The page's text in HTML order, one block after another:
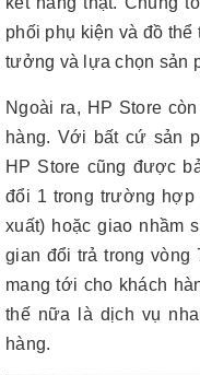
phối phụ kiện và đồ thể
tưởng và lựa chọn sản
Ngoài ra, HP Store
hàng. Với bất cứ sản
HP Store cũng được
đổi 1 trong trường hợp
xuất) hoặc giao nhầm
gian đổi trả trong vòng
mang tới cho khách
thế nữa là dịch vụ
hàng.